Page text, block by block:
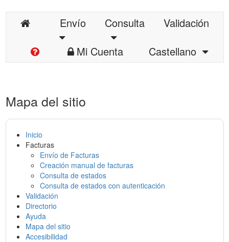
Envío Consulta
Validación
Mi Cuenta
Castellano
Mapa del sitio
Inicio
Facturas
Envío de Facturas
Creación manual de facturas
Consulta de estados
Consulta de estados con autenticación
Validación
Directorio
Ayuda
Mapa del sitio
Accesibilidad